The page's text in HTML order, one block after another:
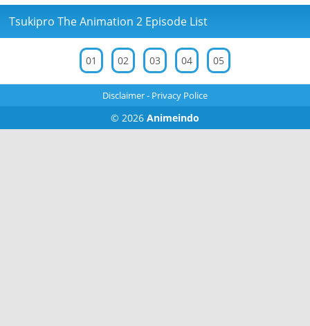
Tsukipro The Animation 2 Episode List
01 02 03 04 05
Disclaimer- Privacy Police
© 2026 Animeindo